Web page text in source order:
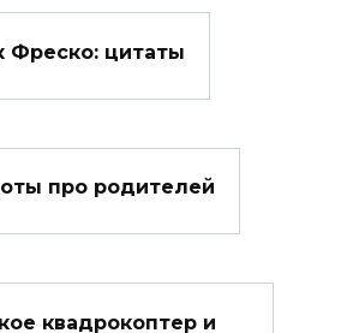
Фреско: цитаты
про родителей
квадрокоптер и